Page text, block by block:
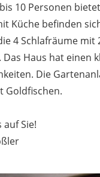
10 Personen
Küche befinden
4 Schlafräume mit
Das Haus hat einen
Die
Goldfischen.
Sie!